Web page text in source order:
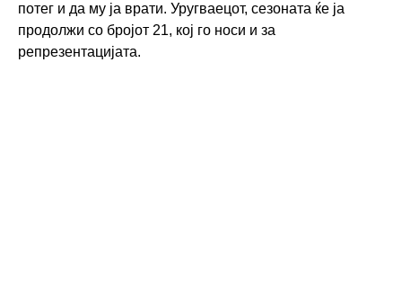
потег и да му ја врати. Уругваецот, сезоната ќе ја
продолжи со бројот 21, кој го носи и за
репрезентацијата.